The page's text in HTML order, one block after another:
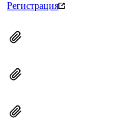
Регистрация